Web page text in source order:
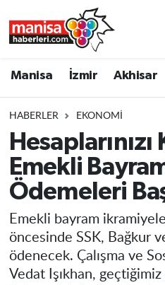
Manisa İzmir Akhisar
HABERLER EKONOMI
Emekli
Ödemeleri
Emekli bayram
öncesinde SSK, Bağkur
ödenecek. Çalışma ve
Vedat Işıkhan,
Turgutlu
Salihli
Saruhanlı
Soma
Manisa Nöbetçi
Manisa Trafik Yoğunluk
Süper Lig Puan Durumu
Tüm Manşetler
Son Dakika Haberleri